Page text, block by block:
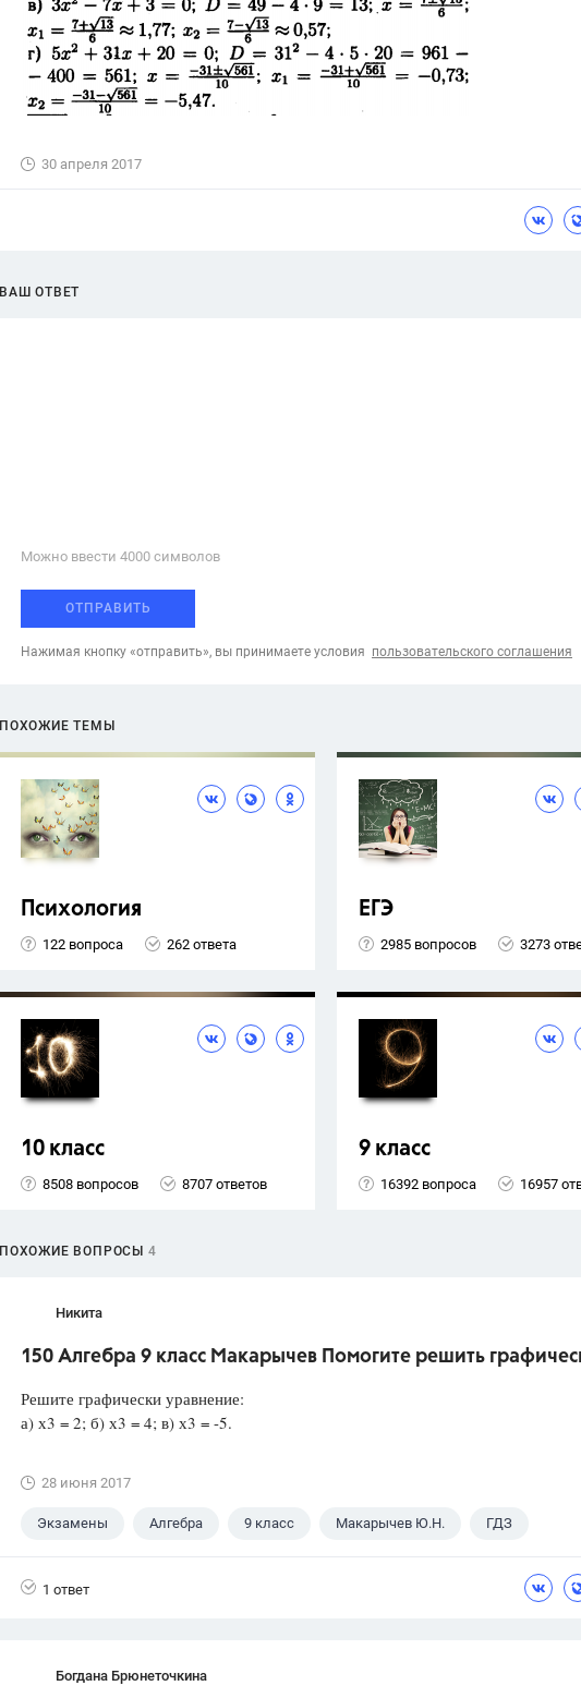
30 апреля 2017
ВАШ ОТВЕТ
Можно ввести 4000 cимволов
ОТПРАВИТЬ
Нажимая кнопку «отправить», вы принимаете условия пользовательского соглашения
ПОХОЖИЕ ТЕМЫ
Психология
122 вопроса 262 ответа
ЕГЭ
2985 вопросов 3273
10 класс
8508 вопросов 8707 ответов
9 класс
16392 вопроса 16957
ПОХОЖИЕ ВОПРОСЫ 4
Никита
150 Алгебра 9 класс Макарычев Помогите решить
Решите графически уравнение:
а) х3 = 2; б) х3 = 4; в) х3 = -5.
28 июня 2017
Экзамены Алгебра 9 класс Макарычев Ю.Н. ГДЗ
1 ответ
Богдана Брюнеточкина